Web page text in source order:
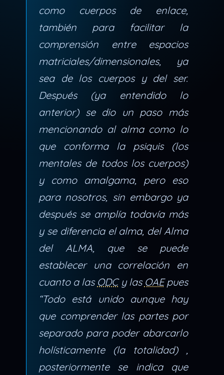
como cuerpos de enlace,
también para facilitar la
comprensión entre espacios
matriciales/dimensionales, ya
sea de los cuerpos y del ser.
Después (ya entendido lo
anterior) se dio un paso más
mencionando al alma como lo
que conforma la psiquis (los
mentales de todos los cuerpos)
y como amalgama, pero eso
para nosotros, sin embargo ya
después se amplía todavía más
y se diferencia el alma, del Alma
del ALMA, que se puede
establecer una correlación en
cuanto a las ODCy las OAEpues
“Todo está unido aunque hay
que comprender las partes por
separado para poder abarcarlo
holísticamente (la totalidad) ,
posteriormente se indica que